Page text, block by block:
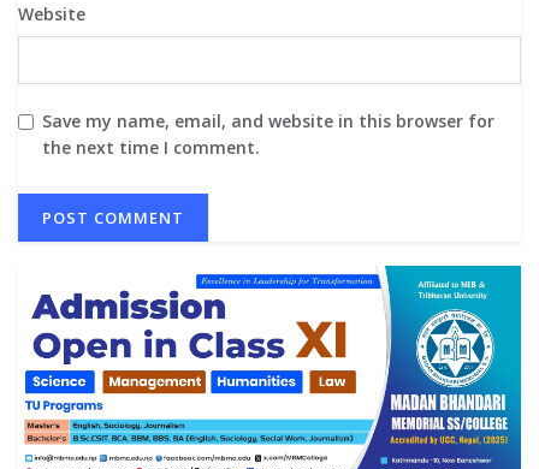
Website
Save my name, email, and website in this browser for
the next time I comment.